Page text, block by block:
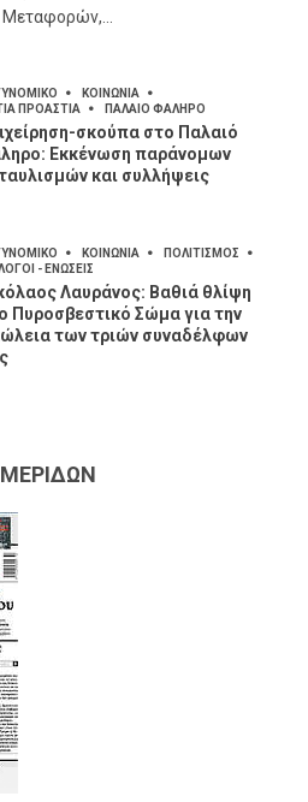
ΚΟΙΝΩΝΙΑ
ΠΡΟΑΣΤΙΑ
ΠΑΛΑΙΟ ΦΑΛΗΡΟ
σκούπα στο Παλαιό
Εκκένωση παράνομων
και συλλήψεις
ΚΟΙΝΩΝΙΑ
ΠΟΛΙΤΙΣΜΟΣ
- ΕΝΩΣΕΙΣ
Λαυράνος: Βαθιά θλίψη
Πυροσβεστικό Σώμα για την
των τριών συναδέλφων